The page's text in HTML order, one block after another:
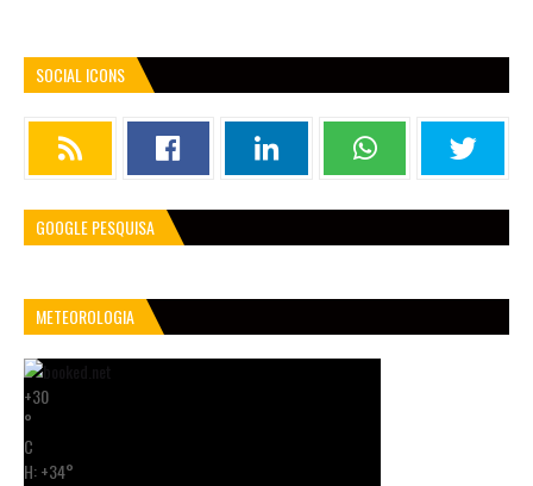
SOCIAL ICONS
GOOGLE PESQUISA
METEOROLOGIA
+30
°
C
H:+34°